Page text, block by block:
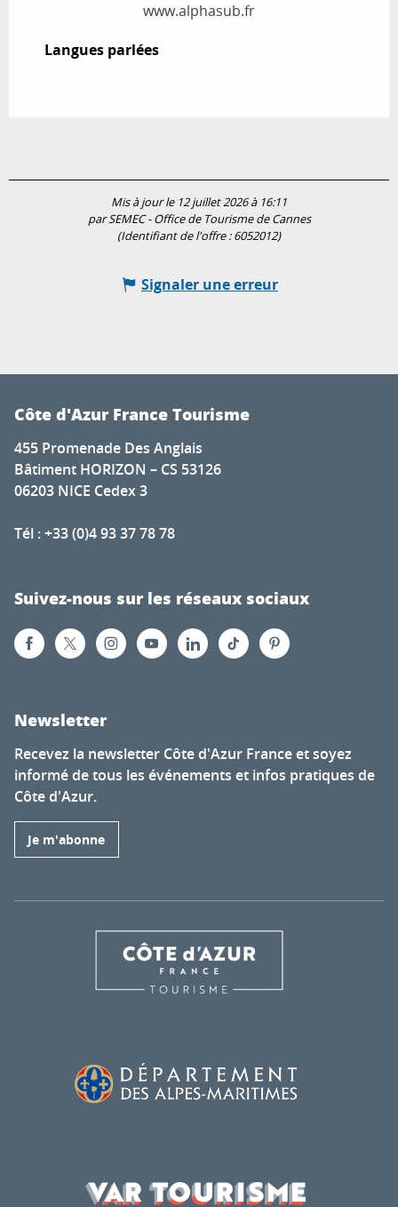
www.alphasub.fr
Langues parlées
Langues parlées
Mis à jour le 12 juillet 2026 à 16:11
par SEMEC - Office de Tourisme de Cannes
(Identifiant de l'offre :6052012)
Signaler une erreur
Côte d'Azur France Tourisme
455 Promenade Des Anglais
Bâtiment HORIZON – CS 53126
06203 NICE Cedex 3
Tél : +33 (0)4 93 37 78 78
Suivez-nous sur les réseaux sociaux
Newsletter
Recevez la newsletter Côte d'Azur France et soyez
informé de tous les événements et infos pratiques de
Côte d'Azur.
Je m'abonne